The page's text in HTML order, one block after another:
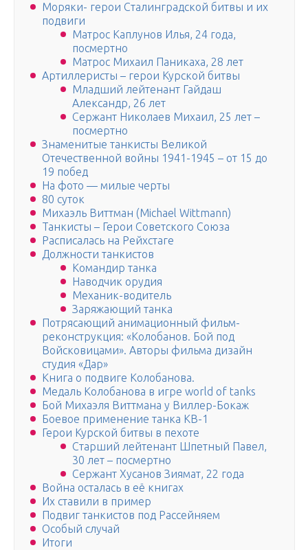
Моряки- герои Сталинградской битвы и их
подвиги
Матрос Каплунов Илья, 24 года,
посмертно
Матрос Михаил Паникаха, 28 лет
Артиллеристы – герои Курской битвы
Младший лейтенант Гайдаш
Александр, 26 лет
Сержант Николаев Михаил, 25 лет –
посмертно
Знаменитые танкисты Великой
Отечественной войны 1941-1945 – от 15 до
19 побед
На фото — милые черты
80 суток
Михаэль Виттман (Michael Wittmann)
Танкисты – Герои Советского Союза
Расписалась на Рейхстаге
Должности танкистов
Командир танка
Наводчик орудия
Механик-водитель
Заряжающий танка
Потрясающий анимационный фильм-
реконструкция: «Колобанов. Бой под
Войсковицами». Авторы фильма дизайн
студия «Дар»
Книга о подвиге Колобанова.
Медаль Колобанова в игре world of tanks
Бой Михаэля Виттмана у Виллер-Бокаж
Боевое применение танка КВ-1
Герои Курской битвы в пехоте
Старший лейтенант Шпетный Павел,
30 лет – посмертно
Сержант Хусанов Зиямат, 22 года
Война осталась в её книгах
Их ставили в пример
Подвиг танкистов под Рассейняем
Особый случай
Итоги